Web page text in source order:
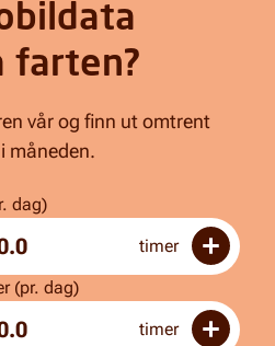
farten?
vår og finn ut omtrent
måneden.
dag)
timer
(pr. dag)
timer